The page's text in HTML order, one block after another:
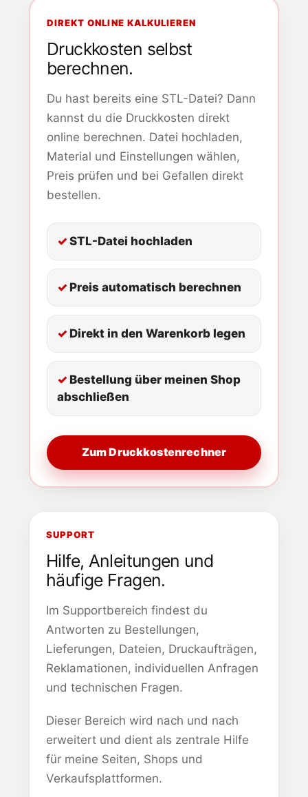
DIREKT ONLINE KALKULIEREN
Druckkosten selbst
berechnen.
Du hast bereits eine STL-Datei? Dann
kannst du die Druckkosten direkt
online berechnen. Datei hochladen,
Material und Einstellungen wählen,
Preis prüfen und bei Gefallen direkt
bestellen.
STL-Datei hochladen
Preis automatisch berechnen
Direkt in den Warenkorb legen
Bestellung über meinen Shop
abschließen
Zum Druckkostenrechner
SUPPORT
Hilfe, Anleitungen und
häufige Fragen.
Im Supportbereich findest du
Antworten zu Bestellungen,
Lieferungen, Dateien, Druckaufträgen,
Reklamationen, individuellen Anfragen
und technischen Fragen.
Dieser Bereich wird nach und nach
erweitert und dient als zentrale Hilfe
für meine Seiten, Shops und
Verkaufsplattformen.